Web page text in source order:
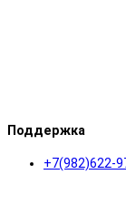
Поддержка
+7(982)622-